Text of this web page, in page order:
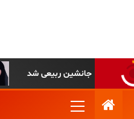
جانشین ربیعی شد